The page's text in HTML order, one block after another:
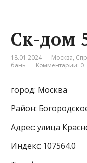
Ск-дом
18.01.2024 Москва,
бань
Комментарии: 0
город: Москва
Район:
Адрес: улица
Индекс: 107564.0